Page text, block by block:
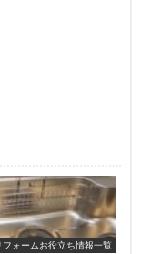
フォームお役立ち情報一覧